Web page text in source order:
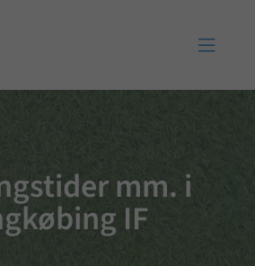

mm. i
IF